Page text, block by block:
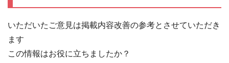
いただいたご意見は掲載内容改善の参考とさせていただき
ます
この情報はお役に立ちましたか？